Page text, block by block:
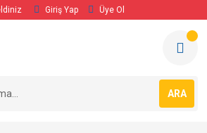
Giriş Yap Üye Ol
ARA